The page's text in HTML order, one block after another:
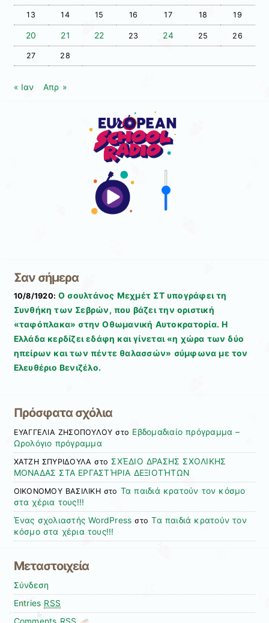
13 14 15 16 17 18 19
20 21 22 23 24 25 26
27 28
« Ιαν Απρ »
Σαν σήμερα
10/8/1920:Ο σουλτάνος Μεχμέτ ΣΤ υπογράφει τη
Συνθήκη των Σεβρών, που βάζει την οριστική
«ταφόπλακα» στην Οθωμανική Αυτοκρατορία. Η
Ελλάδα κερδίζει εδάφη και γίνεται «η χώρα των δύο
ηπείρων και των πέντε θαλασσών» σύμφωνα με τον
Ελευθέριο Βενιζέλο.
Πρόσφατα σχόλια
ΕΥΑΓΓΕΛΙΑ ΖΗΣΟΠΟΥΛΟΥ στο Εβδομαδιαίο πρόγραμμα –
Ωρολόγιο πρόγραμμα
ΧΑΤΖΗ ΣΠΥΡΙΔΟΥΛΑ στο ΣΧΈΔΙΟ ΔΡΑΣΗΣ ΣΧΟΛΙΚΗΣ
ΜΟΝΑΔΑΣ ΣΤΑ ΕΡΓΑΣΤΉΡΙΑ ΔΕΞΙΟΤΉΤΩΝ
ΟΙΚΟΝΟΜΟΥ ΒΑΣΙΛΙΚΗστο Τα παιδιά κρατούν τον κόσμο
στα χέρια τους!!!
Ένας σχολιαστής WordPress στοΤα παιδιά κρατούν τον
κόσμο στα χέρια τους!!!
Μεταστοιχεία
Σύνδεση
Entries RSS
Comments RSS